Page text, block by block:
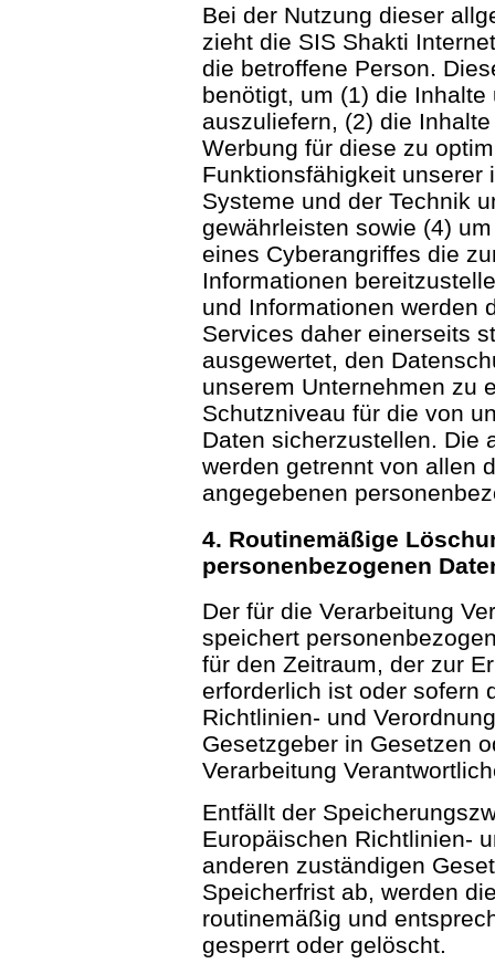
Bei der Nutzung dieser
zieht die SIS Shakti
die betroffene Person.
benötigt, um (1) die
auszuliefern, (2) die
Werbung für diese zu
Funktionsfähigkeit unserer
Systeme und der Technik
gewährleisten sowie (4)
eines Cyberangriffes die
Informationen
und Informationen werden
Services daher einerseits
ausgewertet, den
unserem Unternehmen zu
Schutzniveau für die von
Daten sicherzustellen. Die
werden getrennt von allen
angegebenen
4. Routinemäßige
personenbezogenen
Der für die Verarbeitung
speichert
für den Zeitraum, der zur
erforderlich ist oder sofern
Richtlinien- und
Gesetzgeber in Gesetzen
Verarbeitung
Entfällt der
Europäischen Richtlinien-
anderen zuständigen
Speicherfrist ab, werden
routinemäßig und
gesperrt oder gelöscht.